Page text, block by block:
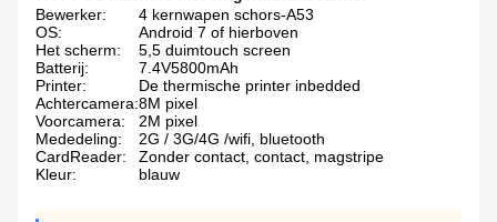
Bewerker:
4 kernwapen schors-A53
OS:
Android 7 of hierboven
Het scherm:
5,5 duimtouch screen
Batterij:
7.4V5800mAh
Printer:
De thermische printer inbedded
Achtercamera:8M pixel
Voorcamera:
2M pixel
Mededeling:
2G / 3G/4G /wifi, bluetooth
CardReader:
Zonder contact, contact, magstripe
Kleur:
blauw